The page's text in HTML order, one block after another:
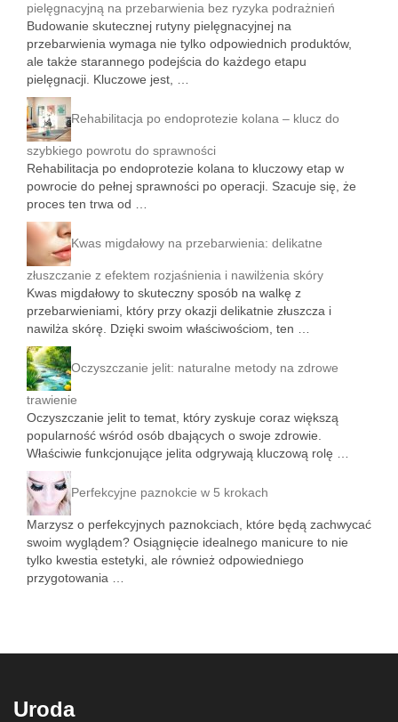
pielęgnacyjną na przebarwienia bez ryzyka podrażnień
Budowanie skutecznej rutyny pielęgnacyjnej na
przebarwienia wymaga nie tylko odpowiednich produktów,
ale także starannego podejścia do każdego etapu
pielęgnacji. Kluczowe jest, …
Rehabilitacja po endoprotezie kolana – klucz do
szybkiego powrotu do sprawności
Rehabilitacja po endoprotezie kolana to kluczowy etap w
powrocie do pełnej sprawności po operacji. Szacuje się, że
proces ten trwa od …
Kwas migdałowy na przebarwienia: delikatne
złuszczanie z efektem rozjaśnienia i nawilżenia skóry
Kwas migdałowy to skuteczny sposób na walkę z
przebarwieniami, który przy okazji delikatnie złuszcza i
nawilża skórę. Dzięki swoim właściwościom, ten …
Oczyszczanie jelit: naturalne metody na zdrowe
trawienie
Oczyszczanie jelit to temat, który zyskuje coraz większą
popularność wśród osób dbających o swoje zdrowie.
Właściwie funkcjonujące jelita odgrywają kluczową rolę …
Perfekcyjne paznokcie w 5 krokach
Marzysz o perfekcyjnych paznokciach, które będą zachwycać
swoim wyglądem? Osiągnięcie idealnego manicure to nie
tylko kwestia estetyki, ale również odpowiedniego
przygotowania …
Uroda